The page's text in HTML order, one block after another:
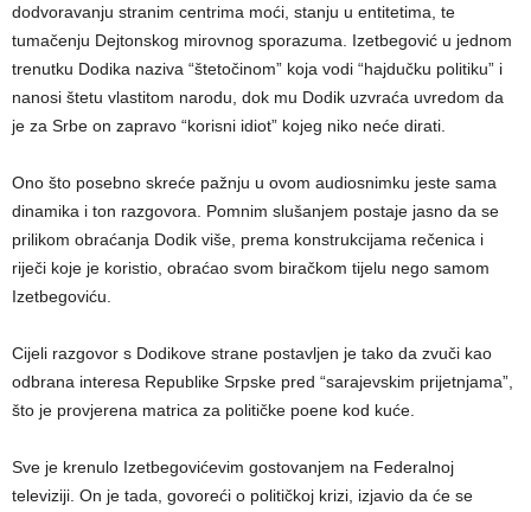
dodvoravanju stranim centrima moći, stanju u entitetima, te
tumačenju Dejtonskog mirovnog sporazuma. Izetbegović u jednom
trenutku Dodika naziva “štetočinom” koja vodi “hajdučku politiku” i
nanosi štetu vlastitom narodu, dok mu Dodik uzvraća uvredom da
je za Srbe on zapravo “korisni idiot” kojeg niko neće dirati.
Ono što posebno skreće pažnju u ovom audiosnimku jeste sama
dinamika i ton razgovora. Pomnim slušanjem postaje jasno da se
prilikom obraćanja Dodik više, prema konstrukcijama rečenica i
riječi koje je koristio, obraćao svom biračkom tijelu nego samom
Izetbegoviću.
Cijeli razgovor s Dodikove strane postavljen je tako da zvuči kao
odbrana interesa Republike Srpske pred “sarajevskim prijetnjama”,
što je provjerena matrica za političke poene kod kuće.
Sve je krenulo Izetbegovićevim gostovanjem na Federalnoj
televiziji. On je tada, govoreći o političkoj krizi, izjavio da će se